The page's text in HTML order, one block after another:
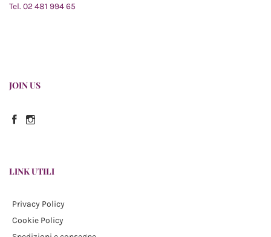
Tel. 02 481 994 65
JOIN US
Facebook
Instagram
LINK UTILI
Privacy Policy
Cookie Policy